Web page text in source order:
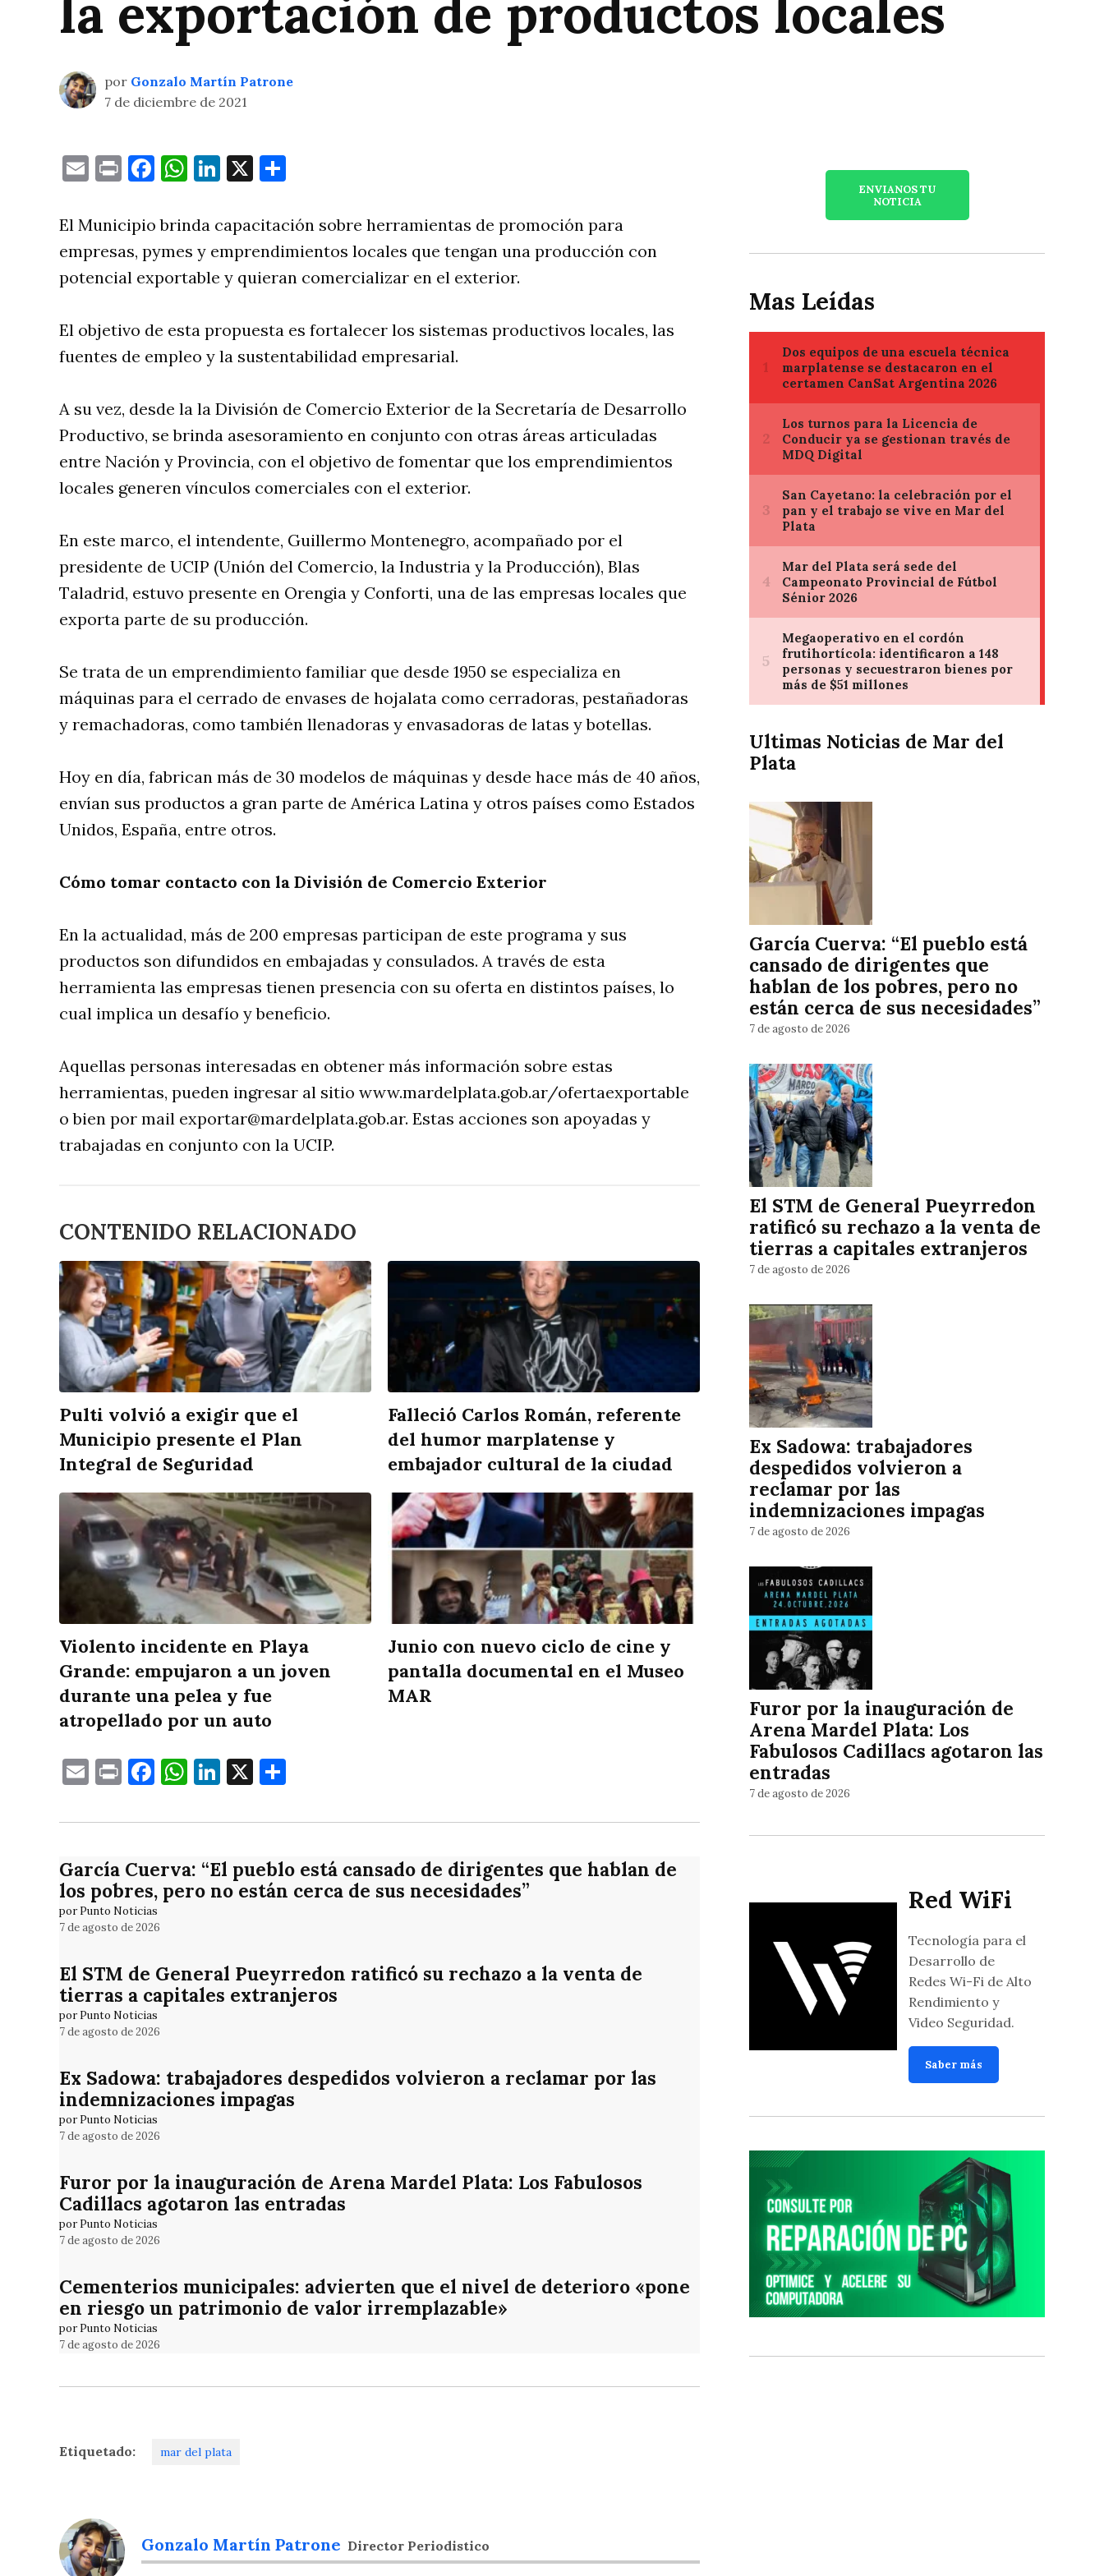
la exportación de productos locales
por Gonzalo Martín Patrone
7 de diciembre de 2021
EmailPrintFacebook
WhatsApp
LinkedIn
X
El Municipio brinda capacitación sobre herramientas de promoción para
empresas, pymes y emprendimientos locales que tengan una producción con
potencial exportable y quieran comercializar en el exterior.
El objetivo de esta propuesta es fortalecer los sistemas productivos locales, las
fuentes de empleo y la sustentabilidad empresarial.
A su vez, desde la la División de Comercio Exterior de la Secretaría de Desarrollo
Productivo, se brinda asesoramiento en conjunto con otras áreas articuladas
entre Nación y Provincia, con el objetivo de fomentar que los emprendimientos
locales generen vínculos comerciales con el exterior.
En este marco, el intendente, Guillermo Montenegro, acompañado por el
presidente de UCIP (Unión del Comercio, la Industria y la Producción), Blas
Taladrid, estuvo presente en Orengia y Conforti, una de las empresas locales que
exporta parte de su producción.
Se trata de un emprendimiento familiar que desde 1950 se especializa en
máquinas para el cerrado de envases de hojalata como cerradoras, pestañadoras
y remachadoras, como también llenadoras y envasadoras de latas y botellas.
Hoy en día, fabrican más de 30 modelos de máquinas y desde hace más de 40 años,
envían sus productos a gran parte de América Latina y otros países como Estados
Unidos, España, entre otros.
Cómo tomar contacto con la División de Comercio Exterior
En la actualidad, más de 200 empresas participan de este programa y sus
productos son difundidos en embajadas y consulados. A través de esta
herramienta las empresas tienen presencia con su oferta en distintos países, lo
cual implica un desafío y beneficio.
Aquellas personas interesadas en obtener más información sobre estas
herramientas, pueden ingresar al sitio www.mardelplata.gob.ar/ofertaexportable
o bien por mail exportar@mardelplata.gob.ar. Estas acciones son apoyadas y
trabajadas en conjunto con la UCIP.
CONTENIDO RELACIONADO
Pulti volvió a exigir que el
Municipio presente el Plan
Integral de Seguridad
Falleció Carlos Román, referente
del humor marplatense y
embajador cultural de la ciudad
Violento incidente en Playa
Grande: empujaron a un joven
durante una pelea y fue
atropellado por un auto
Junio con nuevo ciclo de cine y
pantalla documental en el Museo
MAR
EmailPrintFacebook
WhatsApp
LinkedIn
X
García Cuerva: “El pueblo está cansado de dirigentes que hablan de
los pobres, pero no están cerca de sus necesidades”
por Punto Noticias
7 de agosto de 2026
El STM de General Pueyrredon ratificó su rechazo a la venta de
tierras a capitales extranjeros
por Punto Noticias
7 de agosto de 2026
Ex Sadowa: trabajadores despedidos volvieron a reclamar por las
indemnizaciones impagas
por Punto Noticias
7 de agosto de 2026
Furor por la inauguración de Arena Mardel Plata: Los Fabulosos
Cadillacs agotaron las entradas
por Punto Noticias
7 de agosto de 2026
Cementerios municipales: advierten que el nivel de deterioro «pone
en riesgo un patrimonio de valor irremplazable»
por Punto Noticias
7 de agosto de 2026
Etiquetado: mar del plata
Gonzalo Martín Patrone Director Periodistico
ENVIANOS TU
NOTICIA
Mas Leídas
Ultimas Noticias de Mar del
Plata
García Cuerva: “El pueblo está
cansado de dirigentes que
hablan de los pobres, pero no
están cerca de sus necesidades”
7 de agosto de 2026
El STM de General Pueyrredon
ratificó su rechazo a la venta de
tierras a capitales extranjeros
7 de agosto de 2026
Ex Sadowa: trabajadores
despedidos volvieron a
reclamar por las
indemnizaciones impagas
7 de agosto de 2026
Furor por la inauguración de
Arena Mardel Plata: Los
Fabulosos Cadillacs agotaron las
entradas
7 de agosto de 2026
Red WiFi
Tecnología para el
Desarrollo de
Redes Wi-Fi de Alto
Rendimiento y
Video Seguridad.
Saber más